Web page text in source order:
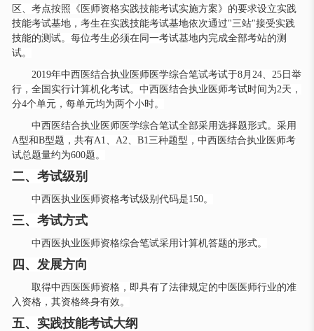
区、考点按照《医师资格实践技能考试实施方案》的要求设立实践
技能考试基地，考生在实践技能考试基地依次通过"三站"接受实践
技能的测试。每位考生必须在同一考试基地内完成全部考站的测
试。
2019年中西医结合执业医师医学综合笔试考试于8月24、25日举
行，全国实行计算机化考试。中西医结合执业医师考试时间为2天，
分4个单元，每单元均为两个小时。
中西医结合执业医师医学综合笔试全部采用选择题形式。采用
A型和B型题，共有A1、A2、B1三种题型，中西医结合执业医师考
试总题量约为600题。
二、考试级别
中西医执业医师资格考试级别代码是150。
三、考试方式
中西医执业医师资格综合笔试采用计算机答题的形式。
四、发展方向
取得中西医医师资格，即具有了法律规定的中医医师行业的准
入资格，其资格终身有效。
五、实践技能考试大纲